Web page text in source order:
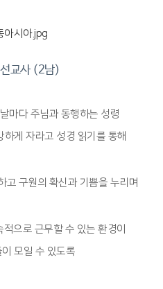
교사 (2남)
마다 주님과 동행하는 성령
게 자라고 성경 읽기를 통해
고 구원의 확신과 기쁨을 누리며
으로 근무할 수 있는 환경이
모일 수 있도록